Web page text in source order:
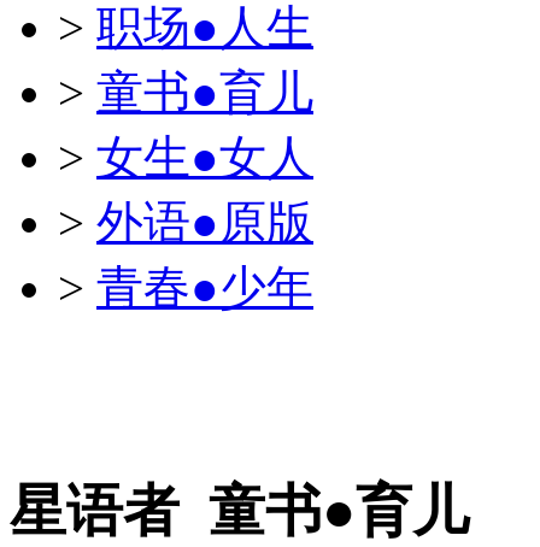
> 职场●人生
> 童书●育儿
> 女生●女人
> 外语●原版
> 青春●少年
星语者 童书●育儿